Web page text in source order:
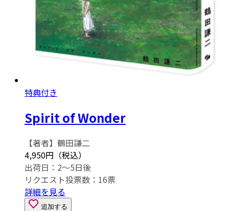
特典付き
Spirit of Wonder
【著者】鶴田謙二
4,950円（税込）
出荷日：2～5日後
リクエスト投票数： 16票
詳細を見る
追加する